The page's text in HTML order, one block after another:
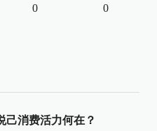
0 0
己消费活力何在？